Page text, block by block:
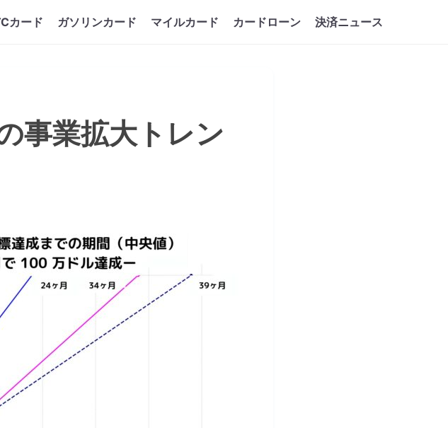
カード ガソリンカード マイルカード カードローン 決済ニュース
事業拡大トレン